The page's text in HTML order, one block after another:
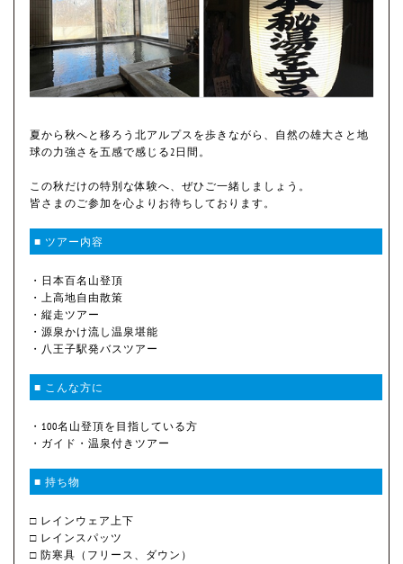
夏から秋へと移ろう北アルプスを歩きながら、自然の雄大さと地
球の力強さを五感で感じる2日間。
この秋だけの特別な体験へ、ぜひご一緒しましょう。
皆さまのご参加を心よりお待ちしております。
■ ツアー内容
・日本百名山登頂
・上高地自由散策
・縦走ツアー
・源泉かけ流し温泉堪能
・八王子駅発バスツアー
■ こんな方に
・100名山登頂を目指している方
・ガイド・温泉付きツアー
■ 持ち物
□ レインウェア上下
□ レインスパッツ
□ 防寒具（フリース、ダウン）